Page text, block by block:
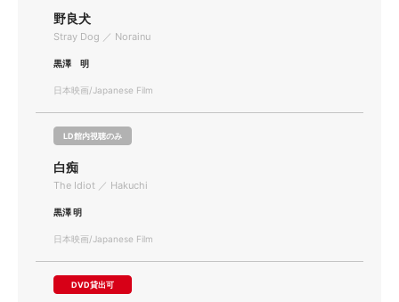
野良犬
Stray Dog ／ Norainu
黒澤 明
日本映画/Japanese Film
LD館内視聴のみ
白痴
The Idiot ／ Hakuchi
黒澤 明
日本映画/Japanese Film
DVD貸出可